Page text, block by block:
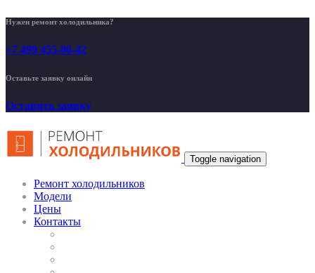
Нужен ремонт холодильника?
+7 499 455-00-42
Оставьте заявку онлайн
Оставить заявку
Toggle navigation
Ремонт холодильников
Модели
Цены
Контакты